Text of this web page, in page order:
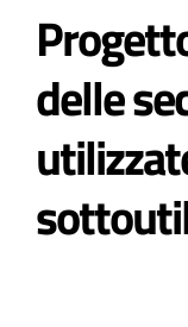
Partecipa
Comuni
Atti e Docunenti
delle